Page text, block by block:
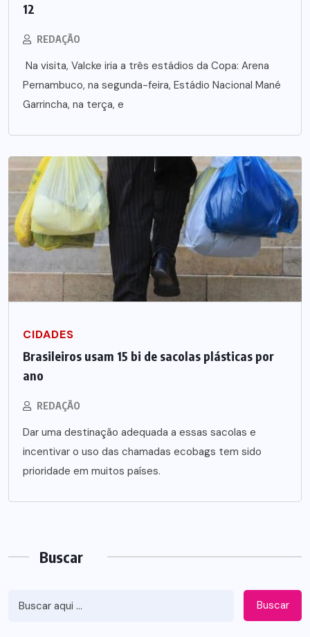
12
REDAÇÃO
Na visita, Valcke iria a três estádios da Copa: Arena
Pernambuco, na segunda-feira, Estádio Nacional Mané
Garrincha, na terça, e
CIDADES
Brasileiros usam 15 bi de sacolas plásticas por
ano
REDAÇÃO
Dar uma destinação adequada a essas sacolas e
incentivar o uso das chamadas ecobags tem sido
prioridade em muitos países.
Buscar
Buscar